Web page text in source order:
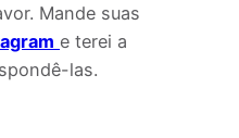
Mande suas
e terei a
las.